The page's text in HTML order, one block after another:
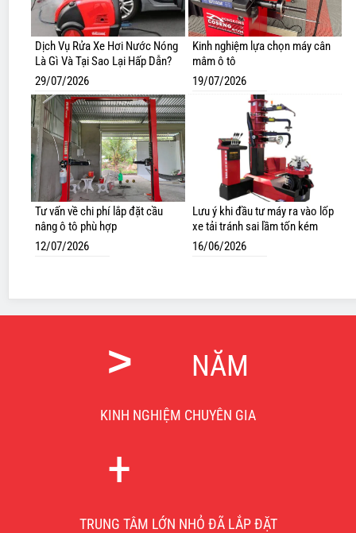
Dịch Vụ Rửa Xe Hơi Nước Nóng
Là Gì Và Tại Sao Lại Hấp Dẫn?
29/07/2026
Kinh nghiệm lựa chọn máy cân
mâm ô tô
19/07/2026
Tư vấn về chi phí lắp đặt cầu
nâng ô tô phù hợp
12/07/2026
Lưu ý khi đầu tư máy ra vào lốp
xe tải tránh sai lầm tốn kém
16/06/2026
> NĂM
KINH NGHIỆM CHUYÊN GIA
+
TRUNG TÂM LỚN NHỎ ĐÃ LẮP ĐẶT